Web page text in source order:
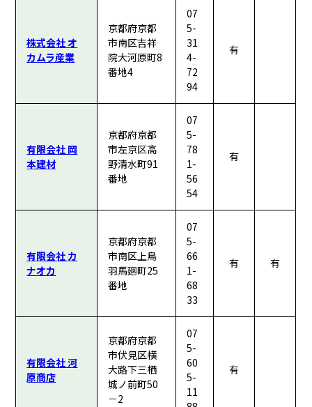
株式会社 オ
カムラ産業
京都府京都
市南区吉祥
院大河原町8
番地4
07
5-
31
4-
72
94
有
有限会社 岡
本建材
京都府京都
市左京区高
野清水町91
番地
07
5-
78
1-
56
54
有
有限会社 カ
ナオカ
京都府京都
市南区上鳥
羽馬廻町25
番地
07
5-
66
1-
68
33
有 有
有限会社 河
原商店
京都府京都
市伏見区横
大路下三栖
城ノ前町50
－2
07
5-
60
5-
11
有